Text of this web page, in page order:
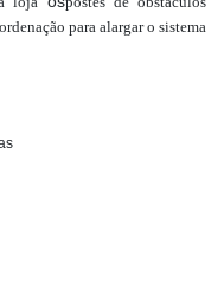
para alargar o sistema